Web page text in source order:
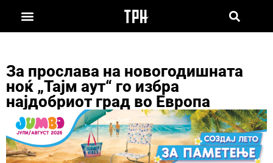
За прослава на новогодишната
ноќ „Тајм аут“ го избра
најдобриот град во Европа